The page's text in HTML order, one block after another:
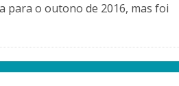
para o outono de 2016, mas foi